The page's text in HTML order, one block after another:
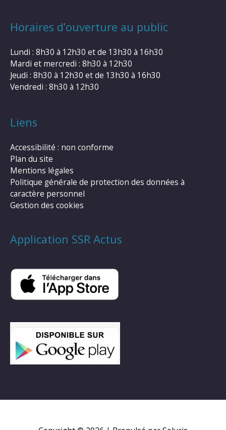
Horaires d’ouverture au public
Lundi : 8h30 à 12h30 et de 13h30 à 16h30
Mardi et mercredi : 8h30 à 12h30
Jeudi : 8h30 à 12h30 et de 13h30 à 16h30
Vendredi : 8h30 à 12h30
Liens
Accessibilité : non conforme
Plan du site
Mentions légales
Politique générale de protection des données à
caractère personnel
Gestion des cookies
Application SSR Actus